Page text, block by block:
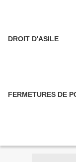
DROIT D'ASILE
FERMETURES DE